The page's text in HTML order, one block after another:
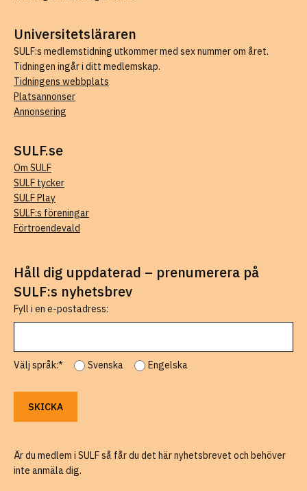
Universitetsläraren
SULF:s medlemstidning utkommer med sex nummer om året.
Tidningen ingår i ditt medlemskap.
Tidningens webbplats
Platsannonser
Annonsering
SULF.se
Om SULF
SULF tycker
SULF Play
SULF:s föreningar
Förtroendevald
Håll dig uppdaterad – prenumerera på
SULF:s nyhetsbrev
Fyll i en e-postadress:
Välj språk:* Svenska Engelska
Är du medlem i SULF så får du det här nyhetsbrevet och behöver
inte anmäla dig.